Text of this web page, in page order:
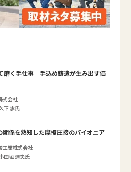
磨く手仕事 手込め鋳造が生み出す価
式会社
下 歩氏
関係を熟知した摩擦圧接のパイオニア
工業株式会社
田垣 達夫氏